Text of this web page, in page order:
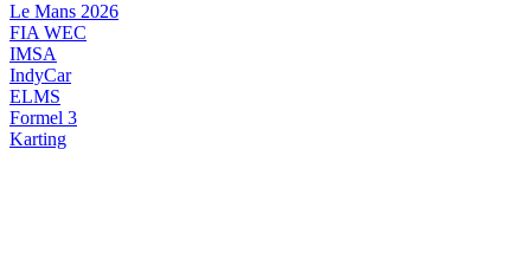
Le Mans 2026
FIA WEC
IMSA
IndyCar
ELMS
Formel 3
Karting